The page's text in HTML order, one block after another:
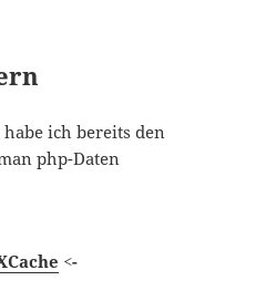
ich bereits den
php-Daten
<-